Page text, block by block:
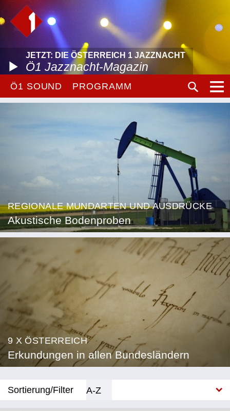
JETZT: DIE ÖSTERREICH 1 JAZZNACHT
Ö1 Jazznacht-Magazin
Ö1 SOUND PROGRAMM
REGIONALE MUNDARTEN UND AUSDRÜCKE
Akustische Bodenproben
9 X ÖSTERREICH
Erkundungen in allen Bundesländern
Sortierung/Filter
A-Z